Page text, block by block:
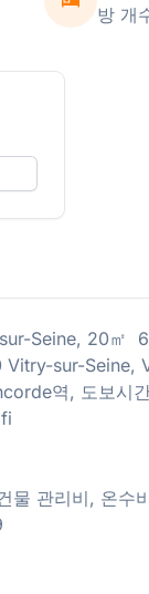
방 개
Seine, 20㎡
sur-Seine,
역, 도보시
관리비, 온수